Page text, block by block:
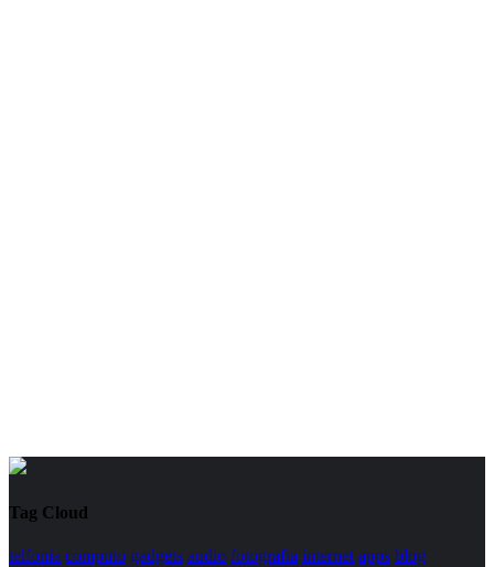
Tag Cloud
telfonia computo gadgets audio fotografia internet apps blog